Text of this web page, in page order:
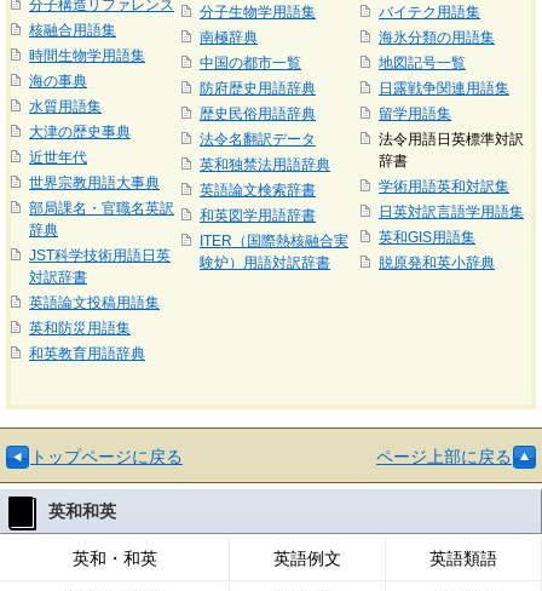
分子構造リファレンス
核融合用語集
時間生物学用語集
海の事典
水質用語集
大津の歴史事典
近世年代
世界宗教用語大事典
部局課名・官職名英訳
辞典
JST科学技術用語日英
対訳辞書
英語論文投稿用語集
英和防災用語集
和英教育用語辞典
分子生物学用語集
南極辞典
中国の都市一覧
防府歴史用語辞典
歴史民俗用語辞典
法令名翻訳データ
英和独禁法用語辞典
英語論文検索辞書
和英図学用語辞書
ITER（国際熱核融合実
験炉）用語対訳辞書
バイテク用語集
海氷分類の用語集
地図記号一覧
日露戦争関連用語集
留学用語集
法令用語日英標準対訳
辞書
学術用語英和対訳集
日英対訳言語学用語集
英和GIS用語集
脱原発和英小辞典
トップページに戻る ページ上部に戻る
英和和英
英和・和英 英語例文 英語類語